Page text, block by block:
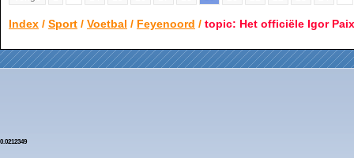
Index / Sport / Voetbal / Feyenoord / topic: Het officiële Igor
0.0212349